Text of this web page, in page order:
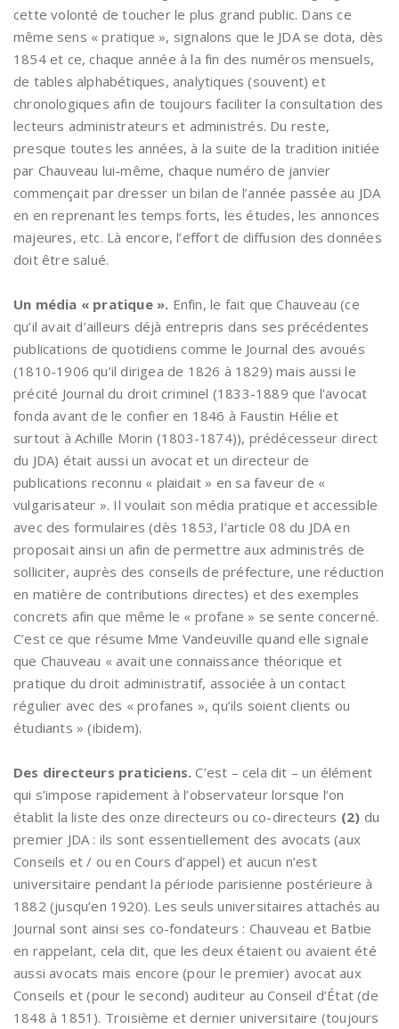
cette volonté de toucher le plus grand public. Dans ce
même sens « pratique », signalons que le JDA se dota, dès
1854 et ce, chaque année à la fin des numéros mensuels,
de tables alphabétiques, analytiques (souvent) et
chronologiques afin de toujours faciliter la consultation des
lecteurs administrateurs et administrés. Du reste,
presque toutes les années, à la suite de la tradition initiée
par Chauveau lui-même, chaque numéro de janvier
commençait par dresser un bilan de l’année passée au JDA
en en reprenant les temps forts, les études, les annonces
majeures, etc. Là encore, l’effort de diffusion des données
doit être salué.
Un média « pratique ». Enfin, le fait que Chauveau (ce
qu’il avait d’ailleurs déjà entrepris dans ses précédentes
publications de quotidiens comme le Journal des avoués
(1810-1906 qu’il dirigea de 1826 à 1829) mais aussi le
précité Journal du droit criminel (1833-1889 que l’avocat
fonda avant de le confier en 1846 à Faustin Hélie et
surtout à Achille Morin (1803-1874)), prédécesseur direct
du JDA) était aussi un avocat et un directeur de
publications reconnu « plaidait » en sa faveur de «
vulgarisateur ». Il voulait son média pratique et accessible
avec des formulaires (dès 1853, l’article 08 du JDA en
proposait ainsi un afin de permettre aux administrés de
solliciter, auprès des conseils de préfecture, une réduction
en matière de contributions directes) et des exemples
concrets afin que même le « profane » se sente concerné.
C’est ce que résume Mme Vandeuville quand elle signale
que Chauveau « avait une connaissance théorique et
pratique du droit administratif, associée à un contact
régulier avec des « profanes », qu’ils soient clients ou
étudiants » (ibidem).
Des directeurs praticiens. C’est – cela dit – un élément
qui s’impose rapidement à l’observateur lorsque l’on
établit la liste des onze directeurs ou co-directeurs (2) du
premier JDA : ils sont essentiellement des avocats (aux
Conseils et / ou en Cours d’appel) et aucun n’est
universitaire pendant la période parisienne postérieure à
1882 (jusqu’en 1920). Les seuls universitaires attachés au
Journal sont ainsi ses co-fondateurs : Chauveau et Batbie
en rappelant, cela dit, que les deux étaient ou avaient été
aussi avocats mais encore (pour le premier) avocat aux
Conseils et (pour le second) auditeur au Conseil d’État (de
1848 à 1851). Troisième et dernier universitaire (toujours